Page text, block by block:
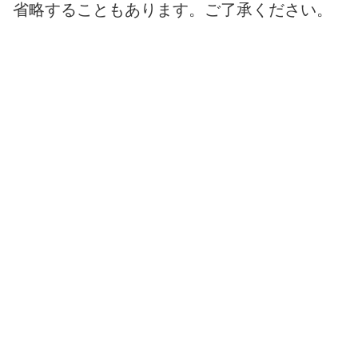
省略することもあります。ご了承ください。